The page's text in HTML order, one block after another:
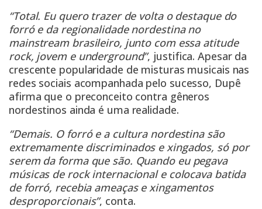
“Total. Eu quero trazer de volta o destaque do
forró e da regionalidade nordestina no
mainstream brasileiro, junto com essa atitude
rock, jovem e underground”, justifica. Apesar da
crescente popularidade de misturas musicais nas
redes sociais acompanhada pelo sucesso, Dupê
afirma que o preconceito contra gêneros
nordestinos ainda é uma realidade.
“Demais. O forró e a cultura nordestina são
extremamente discriminados e xingados, só por
serem da forma que são. Quando eu pegava
músicas de rock internacional e colocava batida
de forró, recebia ameaças e xingamentos
desproporcionais”, conta.